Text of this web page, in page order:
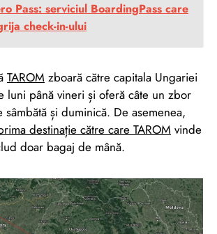
Pass: serviciul BoardingPass care
check-in-ului
TAROM zboară către capitala Ungariei
până vineri și oferă câte un zbor
și duminică. De asemenea,
destinație către care TAROM vinde
doar bagaj de mână.